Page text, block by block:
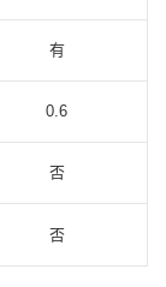
有
0.6
否
否